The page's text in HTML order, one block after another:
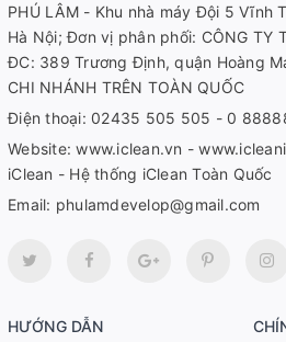
PHÚ LÂM - Khu nhà máy Đội 5 Vĩnh
Hà Nội; Đơn vị phân phối: CÔNG TY
ĐC: 389 Trương Định, quận Hoàng
CHI NHÁNH TRÊN TOÀN QUỐC
Điện thoại: 02435 505 505 - 0
Website:www.iclean.vn -
iClean - Hệ thống iClean Toàn Quốc
Email: phulamdevelop@gmail.com
HƯỚNG DẪN